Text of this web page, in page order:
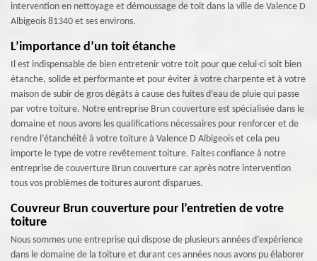
intervention en nettoyage et démoussage de toit dans la ville de Valence D
Albigeois 81340 et ses environs.
L’importance d’un toit étanche
Il est indispensable de bien entretenir votre toit pour que celui-ci soit bien
étanche, solide et performante et pour éviter à votre charpente et à votre
maison de subir de gros dégâts à cause des fuites d’eau de pluie qui passe
par votre toiture. Notre entreprise Brun couverture est spécialisée dans le
domaine et nous avons les qualifications nécessaires pour renforcer et de
rendre l’étanchéité à votre toiture à Valence D Albigeois et cela peu
importe le type de votre revêtement toiture. Faites confiance à notre
entreprise de couverture Brun couverture car après notre intervention
tous vos problèmes de toitures auront disparues.
Couvreur Brun couverture pour l’entretien de votre
toiture
Nous sommes une entreprise qui dispose de plusieurs années d’expérience
dans le domaine de la toiture et durant ces années nous avons pu élaborer